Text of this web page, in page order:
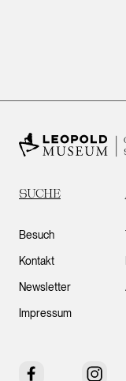
SUCHE
Besuch
Kontakt
Newsletter
Impressum